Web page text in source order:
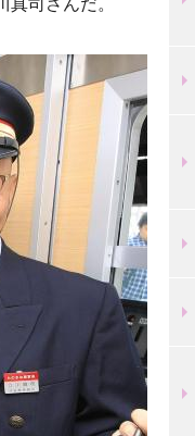
司さんだ。